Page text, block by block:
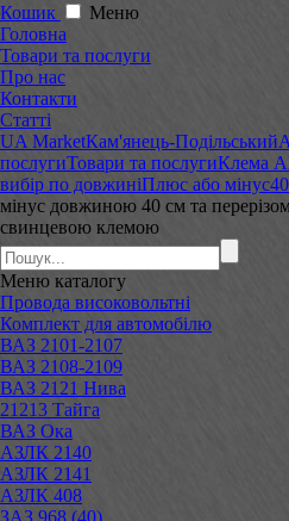
Кошик
Меню
Головна
Товари та послуги
Про нас
Контакти
Статті
UA MarketКам'янець-Подільський
послугиТовари та послугиКлема
вибір по довжиніПлюс або мінус
мінус довжиною 40 см та
свинцевою клемою
Меню каталогу
Провода високовольтні
Комплект для автомобілю
ВАЗ 2101-2107
ВАЗ 2108-2109
ВАЗ 2121 Нива
21213 Тайга
ВАЗ Ока
АЗЛК 2140
АЗЛК 2141
АЗЛК 408
ЗАЗ 968 (40)